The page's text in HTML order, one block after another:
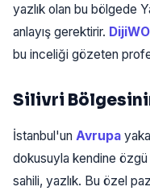
yazlık olan bu bölgede
anlayış gerektirir.
bu inceliği gözeten
Silivri
İstanbul'un Avrupa
dokusuyla kendine
sahili, yazlık. Bu özel